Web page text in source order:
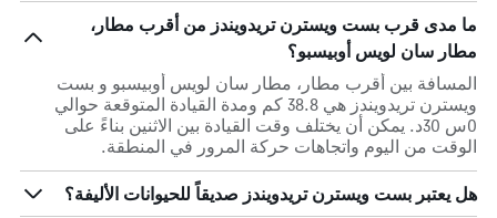
ما مدى قرب بست ويسترن تريدويندز من أقرب مطار،
مطار سان لويس أوبيسبو؟
المسافة بين أقرب مطار، مطار سان لويس أوبيسبو و بست
ويسترن تريدويندز هي 38.8 كم ومدة القيادة المتوقعة حوالي
0س 30د. يمكن أن يختلف وقت القيادة بين الاثنين بناءً على
الوقت من اليوم واتجاهات حركة المرور في المنطقة.
هل يعتبر بست ويسترن تريدويندز صديقاً للحيوانات الأليفة؟